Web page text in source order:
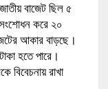
বাজেট ছিল ৫
করে ২০
আকার বাড়ছে।
হতে পারে।
বিবেচনায় রাখা